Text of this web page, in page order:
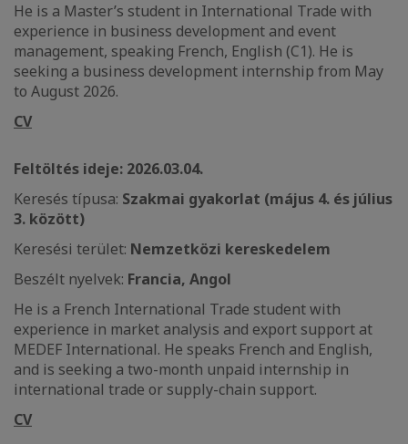
He is a Master’s student in International Trade with
experience in business development and event
management, speaking French, English (C1). He is
seeking a business development internship from May
to August 2026.
CV
Feltöltés ideje: 2026.03.04.
Keresés típusa: Szakmai gyakorlat (május 4. és július
3. között)
Keresési terület: Nemzetközi kereskedelem
Beszélt nyelvek: Francia, Angol
He is a French International Trade student with
experience in market analysis and export support at
MEDEF International. He speaks French and English,
and is seeking a two-month unpaid internship in
international trade or supply-chain support.
CV